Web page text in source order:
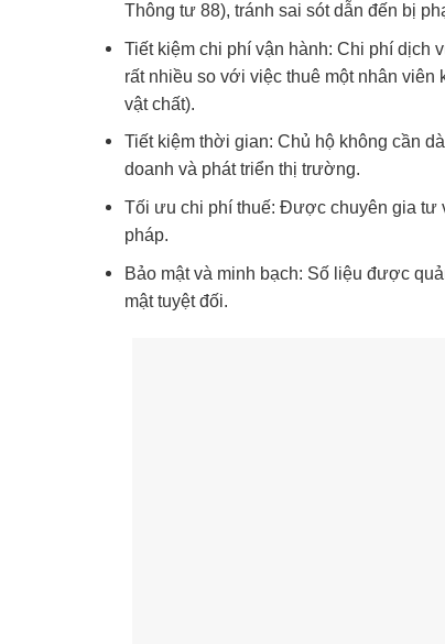
Thông tư 88), tránh sai sót dẫn đến bị
Tiết kiệm chi phí vận hành: Chi phí dịch
rất nhiều so với việc thuê một nhân
vật chất).
Tiết kiệm thời gian: Chủ hộ không cần
doanh và phát triển thị trường.
Tối ưu chi phí thuế: Được chuyên gia tư
pháp.
Bảo mật và minh bạch: Số liệu được
mật tuyệt đối.